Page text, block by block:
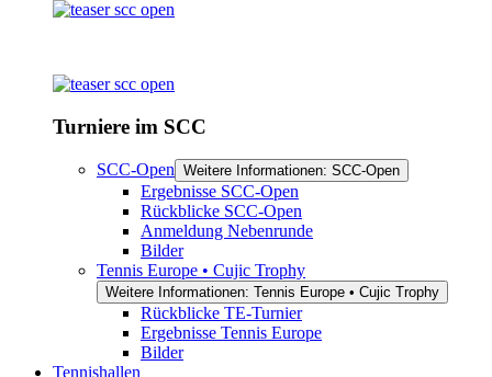
Turniere im SCC
SCC-Open Weitere Informationen: SCC-Open
Ergebnisse SCC-Open
Rückblicke SCC-Open
Anmeldung Nebenrunde
Bilder
Tennis Europe • Cujic Trophy
Weitere Informationen: Tennis Europe • Cujic Trophy
Rückblicke TE-Turnier
Ergebnisse Tennis Europe
Bilder
Tennishallen